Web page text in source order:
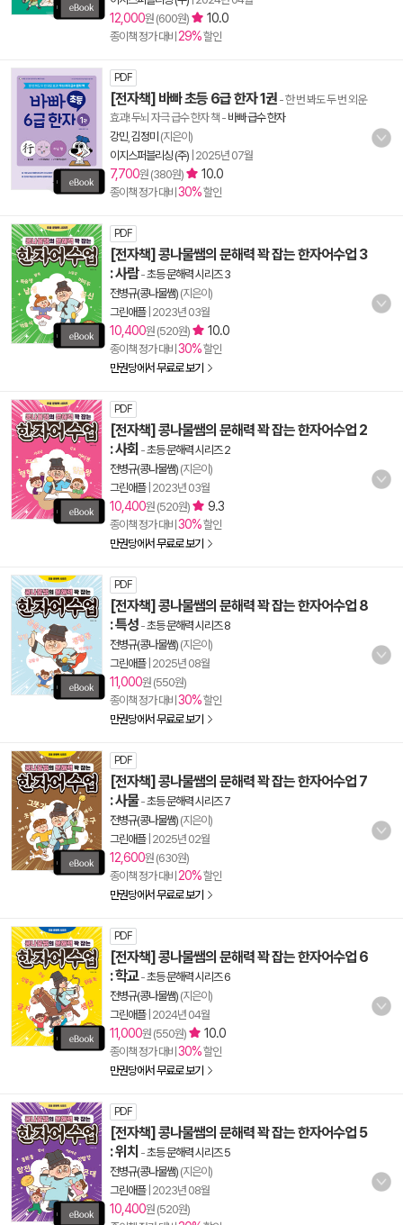
12,000원 (600원) 10.0
종이책 정가 대비 29%할인
PDF
[전자책] 바빠 초등 6급 한자 1권 - 한 번 봐도 두 번 외운
효과! 두뇌 자극 급수 한자 책 - 바빠 급수 한자
강민, 김정미 (지은이)
이지스퍼블리싱 (주) 2025년 07월
7,700원 (380원) 10.0
종이책 정가 대비 30%할인
PDF
[전자책] 콩나물쌤의 문해력 꽉 잡는 한자어수업 3
: 사람-초등 문해력 시리즈 3
전병규(콩나물쌤) (지은이)
그린애플| 2023년 03월
10,400원 (520원) 10.0
종이책 정가 대비 30%할인
만권당에서 무료로 보기
PDF
[전자책] 콩나물쌤의 문해력 꽉 잡는 한자어수업 2
: 사회 -초등 문해력 시리즈 2
전병규(콩나물쌤) (지은이)
그린애플| 2023년 03월
10,400원 (520원) 9.3
종이책 정가 대비 30%할인
만권당에서 무료로 보기
PDF
[전자책] 콩나물쌤의 문해력 꽉 잡는 한자어수업 8
: 특성 -초등 문해력 시리즈 8
전병규(콩나물쌤) (지은이)
그린애플| 2025년 08월
11,000원 (550원)
종이책 정가 대비 30%할인
만권당에서 무료로 보기
PDF
[전자책] 콩나물쌤의 문해력 꽉 잡는 한자어수업 7
: 사물-초등 문해력 시리즈 7
전병규(콩나물쌤) (지은이)
그린애플| 2025년 02월
12,600원 (630원)
종이책 정가 대비 20%할인
만권당에서 무료로 보기
PDF
[전자책] 콩나물쌤의 문해력 꽉 잡는 한자어수업 6
: 학교-초등 문해력 시리즈 6
전병규(콩나물쌤) (지은이)
그린애플| 2024년 04월
11,000원 (550원) 10.0
종이책 정가 대비 30%할인
만권당에서 무료로 보기
PDF
[전자책] 콩나물쌤의 문해력 꽉 잡는 한자어수업 5
: 위치 -초등 문해력 시리즈 5
전병규(콩나물쌤) (지은이)
그린애플| 2023년 08월
10,400원 (520원)